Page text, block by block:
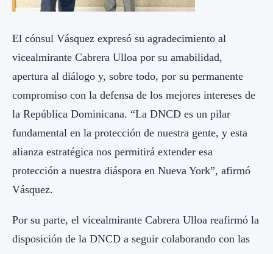
El cónsul Vásquez expresó su agradecimiento al
vicealmirante Cabrera Ulloa por su amabilidad,
apertura al diálogo y, sobre todo, por su permanente
compromiso con la defensa de los mejores intereses de
la República Dominicana. “La DNCD es un pilar
fundamental en la protección de nuestra gente, y esta
alianza estratégica nos permitirá extender esa
protección a nuestra diáspora en Nueva York”, afirmó
Vásquez.
Por su parte, el vicealmirante Cabrera Ulloa reafirmó la
disposición de la DNCD a seguir colaborando con las